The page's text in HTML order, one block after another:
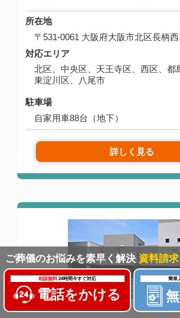
所在地
〒531-0061 大阪府大阪市北区長柄
対応エリア
北区、中央区、天王寺区、西区、都
東淀川区、八尾市
駐車場
自家用車88台（地下）
詳しく見る
ご葬儀のお悩みを素早く解決資料請
相談無料 24時間今すぐ対応
電話をかける
簡単